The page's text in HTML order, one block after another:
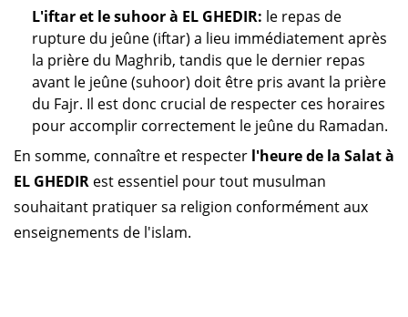
L'iftar et le suhoor à EL GHEDIR: le repas de
rupture du jeûne (iftar) a lieu immédiatement après
la prière du Maghrib, tandis que le dernier repas
avant le jeûne (suhoor) doit être pris avant la prière
du Fajr. Il est donc crucial de respecter ces horaires
pour accomplir correctement le jeûne du Ramadan.
En somme, connaître et respecter l'heure de la Salat à
EL GHEDIR est essentiel pour tout musulman
souhaitant pratiquer sa religion conformément aux
enseignements de l'islam.